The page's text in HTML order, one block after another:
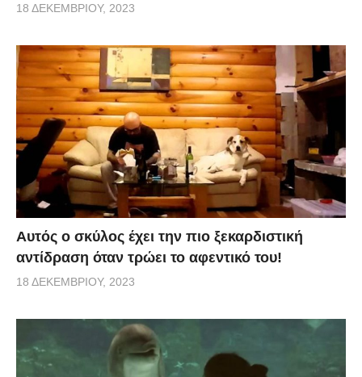
18 ΔΕΚΕΜΒΡΊΟΥ, 2023
Αυτός ο σκύλος έχει την πιο ξεκαρδιστική
αντίδραση όταν τρώει το αφεντικό του!
18 ΔΕΚΕΜΒΡΊΟΥ, 2023